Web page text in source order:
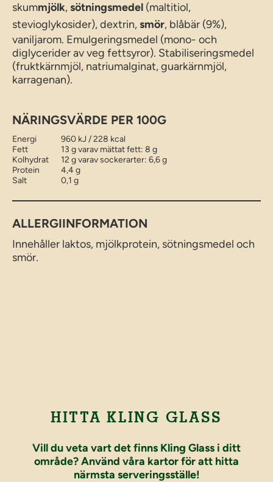
skummjölk,sötningsmedel (maltitiol,
stevioglykosider), dextrin,smör, blåbär (9%),
vaniljarom. Emulgeringsmedel (mono- och
diglycerider av veg fettsyror). Stabiliseringsmedel
(fruktkärnmjöl, natriumalginat, guarkärnmjöl,
karragenan).
NÄRINGSVÄRDE PER 100G
Energi
960 kJ / 228 kcal
Fett
13 g varav mättat fett: 8 g
Kolhydrat
12 g varav sockerarter: 6,6 g
Protein
4,4 g
Salt
0,1 g
ALLERGIINFORMATION
Innehåller laktos, mjölkprotein, sötningsmedel och
smör.
HITTA KLING GLASS
Vill du veta vart det finns Kling Glass i ditt
område? Använd våra kartor för att hitta
närmsta serveringsställe!